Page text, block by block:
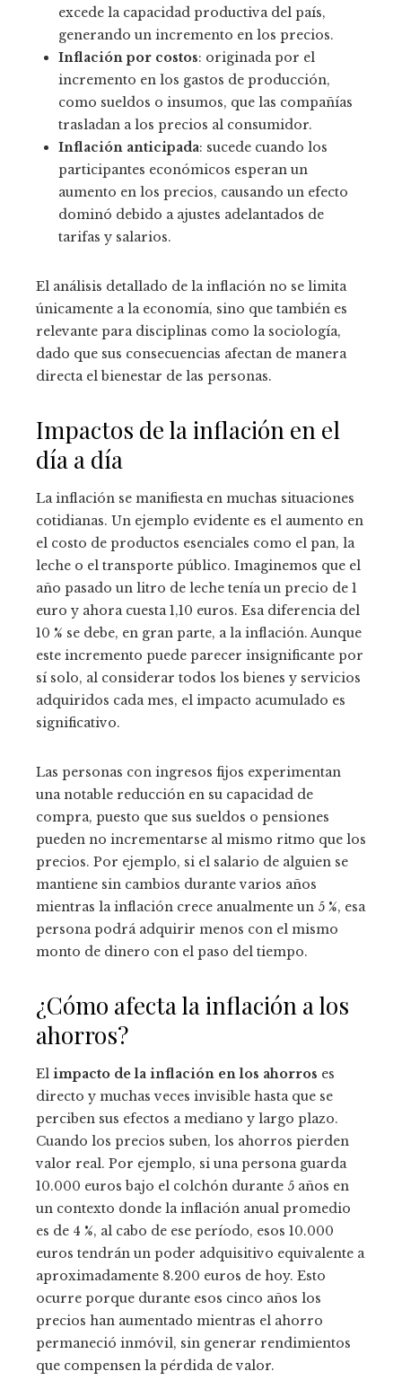
excede la capacidad productiva del país,
generando un incremento en los precios.
Inflación por costos: originada por el
incremento en los gastos de producción,
como sueldos o insumos, que las compañías
trasladan a los precios al consumidor.
Inflación anticipada: sucede cuando los
participantes económicos esperan un
aumento en los precios, causando un efecto
dominó debido a ajustes adelantados de
tarifas y salarios.
El análisis detallado de la inflación no se limita
únicamente a la economía, sino que también es
relevante para disciplinas como la sociología,
dado que sus consecuencias afectan de manera
directa el bienestar de las personas.
Impactos de la inflación en el
día a día
La inflación se manifiesta en muchas situaciones
cotidianas. Un ejemplo evidente es el aumento en
el costo de productos esenciales como el pan, la
leche o el transporte público. Imaginemos que el
año pasado un litro de leche tenía un precio de 1
euro y ahora cuesta 1,10 euros. Esa diferencia del
10 % se debe, en gran parte, a la inflación. Aunque
este incremento puede parecer insignificante por
sí solo, al considerar todos los bienes y servicios
adquiridos cada mes, el impacto acumulado es
significativo.
Las personas con ingresos fijos experimentan
una notable reducción en su capacidad de
compra, puesto que sus sueldos o pensiones
pueden no incrementarse al mismo ritmo que los
precios. Por ejemplo, si el salario de alguien se
mantiene sin cambios durante varios años
mientras la inflación crece anualmente un 5 %, esa
persona podrá adquirir menos con el mismo
monto de dinero con el paso del tiempo.
¿Cómo afecta la inflación a los
ahorros?
El impacto de la inflación en los ahorros es
directo y muchas veces invisible hasta que se
perciben sus efectos a mediano y largo plazo.
Cuando los precios suben, los ahorros pierden
valor real. Por ejemplo, si una persona guarda
10.000 euros bajo el colchón durante 5 años en
un contexto donde la inflación anual promedio
es de 4 %, al cabo de ese período, esos 10.000
euros tendrán un poder adquisitivo equivalente a
aproximadamente 8.200 euros de hoy. Esto
ocurre porque durante esos cinco años los
precios han aumentado mientras el ahorro
permaneció inmóvil, sin generar rendimientos
que compensen la pérdida de valor.